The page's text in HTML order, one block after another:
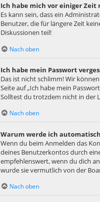
Ich habe mich vor einiger
Es kann sein, dass ein
Benutzer, die für längere Zeit
Diskussionen teil!
Nach oben
Ich habe mein Passwort
Das ist nicht schlimm! Wir
Seite auf „Ich habe mein
Solltest du trotzdem nicht in der
Nach oben
Warum werde ich
Wenn du beim Anmelden das
deines Benutzerkontos durch
empfehlenswert, wenn du dich
wurde sie vermutlich von der
Nach oben